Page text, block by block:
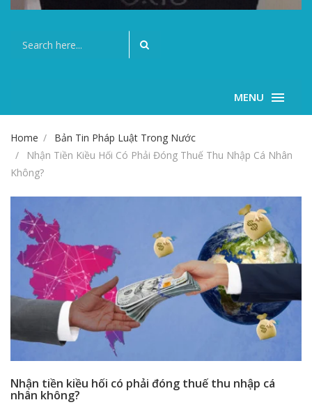
MENU
Home
Bản Tin Pháp Luật Trong Nước
Nhận Tiền Kiều Hối Có Phải Đóng Thuế Thu Nhập Cá Nhân
Không?
Nhận tiền kiều hối có phải đóng thuế thu nhập cá
nhân không?